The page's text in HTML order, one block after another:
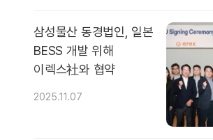
삼성물산 동경법인, 일본
BESS 개발 위해
이렉스社와 협약
2025.11.07